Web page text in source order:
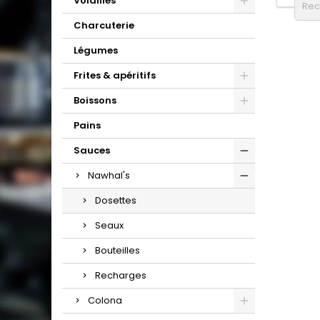
Charcuterie
Légumes
Frites & apéritifs
Boissons
Pains
Sauces
Nawhal's
Dosettes
Seaux
Bouteilles
Recharges
Colona